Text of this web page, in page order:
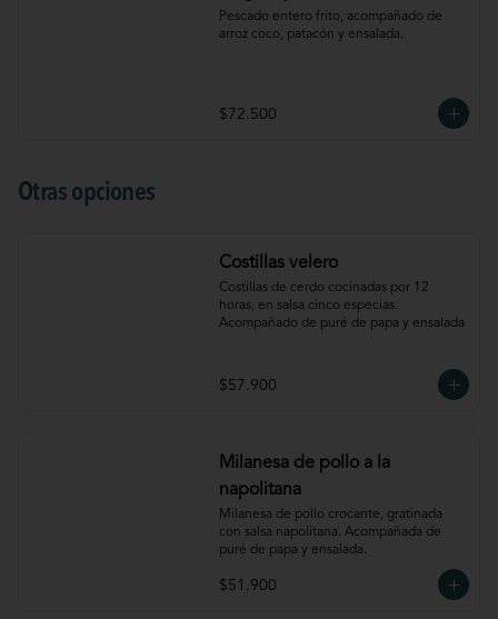
Pescado entero frito, acompañado de
arroz coco, patacón y ensalada.
$72.500
Otras opciones
Costillas velero
Costillas de cerdo cocinadas por 12
horas, en salsa cinco especias.
Acompañado de puré de papa y ensalada
$57.900
Milanesa de pollo a la
napolitana
Milanesa de pollo crocante, gratinada
con salsa napolitana. Acompañada de
puré de papa y ensalada.
$51.900